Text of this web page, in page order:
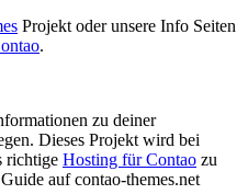
Projekt oder unsere Info Seiten
.
zu deiner
Dieses Projekt wird bei
richtige Hosting für Contao zu
auf contao-themes.net